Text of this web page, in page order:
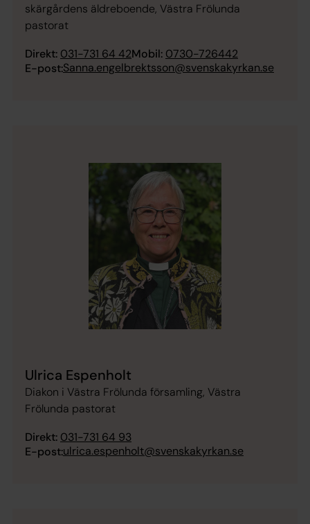
skärgårdens äldreboende, Västra Frölunda
pastorat
Direkt: 031-731 64 42Mobil: 0730-726442
E-post:Sanna.engelbrektsson@svenskakyrkan.se
Ulrica Espenholt
Diakon i Västra Frölunda församling, Västra
Frölunda pastorat
Direkt: 031-731 64 93
E-post:ulrica.espenholt@svenskakyrkan.se